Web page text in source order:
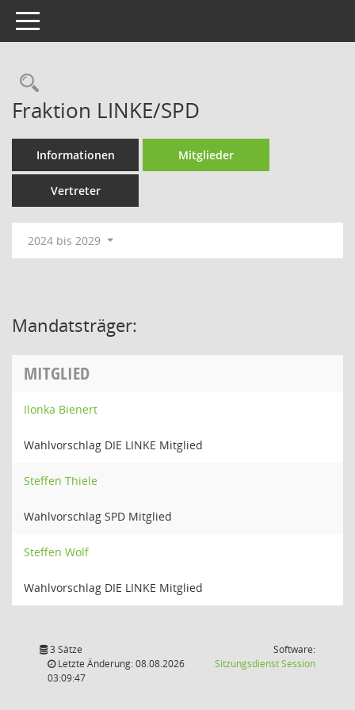
Toggle navigation
Rechercheauswahl
Fraktion LINKE/SPD
Informationen Mitglieder
Vertreter
2024 bis 2029
Mandatsträger:
MITGLIED
Ilonka Bienert
Wahlvorschlag DIE LINKE Mitglied
Steffen Thiele
Wahlvorschlag SPD Mitglied
Steffen Wolf
Wahlvorschlag DIE LINKE Mitglied
3 Sätze
Letzte Änderung: 08.08.2026
03:09:47
Software:
SitzungsdienstSession(Wird in